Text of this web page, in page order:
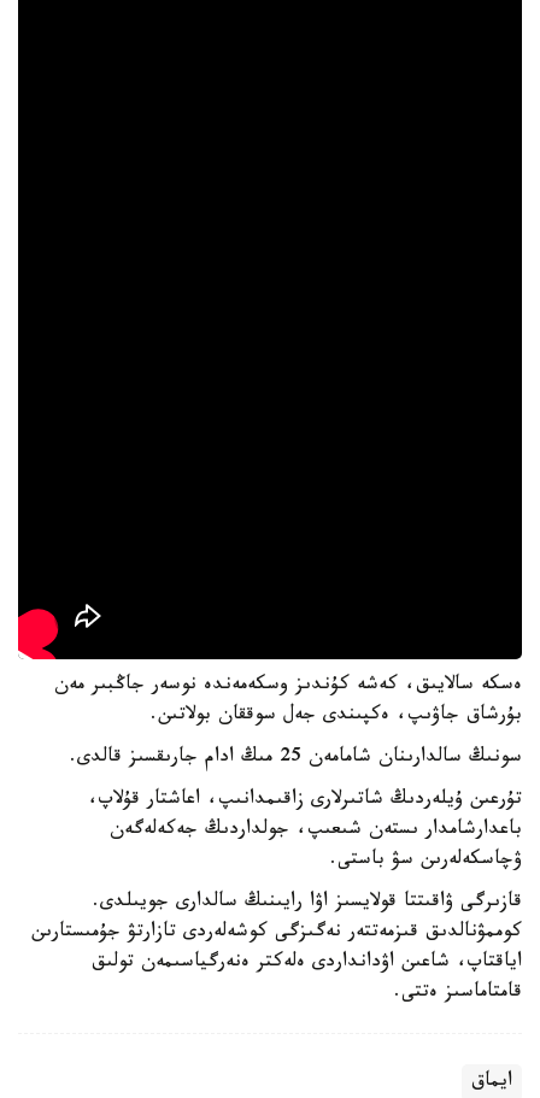
ەسكە سالايىق، كەشە كۇندىز وسكەمەندە نوسەر جاڭبىر مەن
بۇرشاق جاۋىپ، ەكپىندى جەل سوققان بولاتىن.
سونىڭ سالدارىنان شامامەن 25 مىڭ ادام جارىقسىز قالدى.
تۇرعىن ۇيلەردىڭ شاتىرلارى زاقىمدانىپ، اعاشتار قۇلاپ،
باعدارشامدار ىستەن شىعىپ، جولداردىڭ جەكەلەگەن
ۋچاسكەلەرىن سۋ باستى.
قازىرگى ۋاقىتتا قولايسىز اۋا رايىنىڭ سالدارى جويىلدى.
كوممۋنالدىق قىزمەتتەر نەگىزگى كوشەلەردى تازارتۋ جۇمىستارىن
اياقتاپ، شاعىن اۋدانداردى ەلەكتر ەنەرگياسىمەن تولىق
قامتاماسىز ەتتى.
ايماق